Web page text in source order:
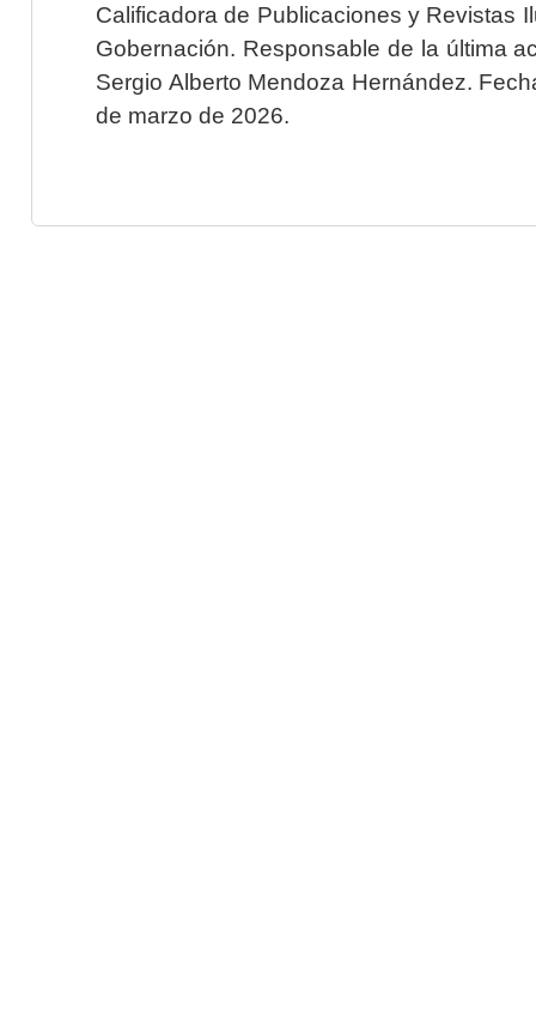
Calificadora de Publicaciones y Revistas
Gobernación. Responsable de la última
Sergio Alberto Mendoza Hernández.
de marzo de 2026.